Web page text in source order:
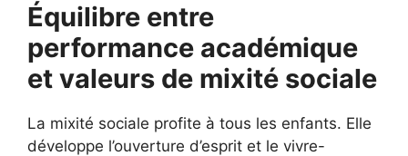
Équilibre entre
performance académique
et valeurs de mixité sociale
La mixité sociale profite à tous les enfants. Elle
développe l’ouverture d’esprit et le vivre-